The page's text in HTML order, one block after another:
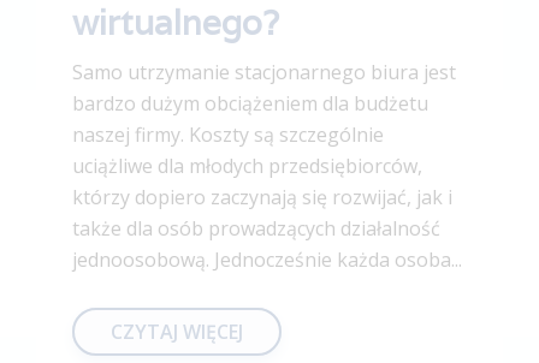
wirtualnego?
Samo utrzymanie stacjonarnego biura jest
bardzo dużym obciążeniem dla budżetu
naszej firmy. Koszty są szczególnie
uciążliwe dla młodych przedsiębiorców,
którzy dopiero zaczynają się rozwijać, jak i
także dla osób prowadzących działalność
jednoosobową. Jednocześnie każda osoba...
CZYTAJ WIĘCEJ